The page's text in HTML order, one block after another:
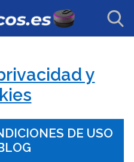
y
DE USO